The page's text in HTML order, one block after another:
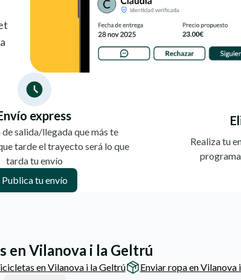
express
de salida/llegada que más te
tarde el trayecto será lo que
tarda tu envío
Realiza tu
Publica tu envío
en Vilanova i la Geltrú
en Vilanova i la Geltrú
Enviar ropa en Vilanova